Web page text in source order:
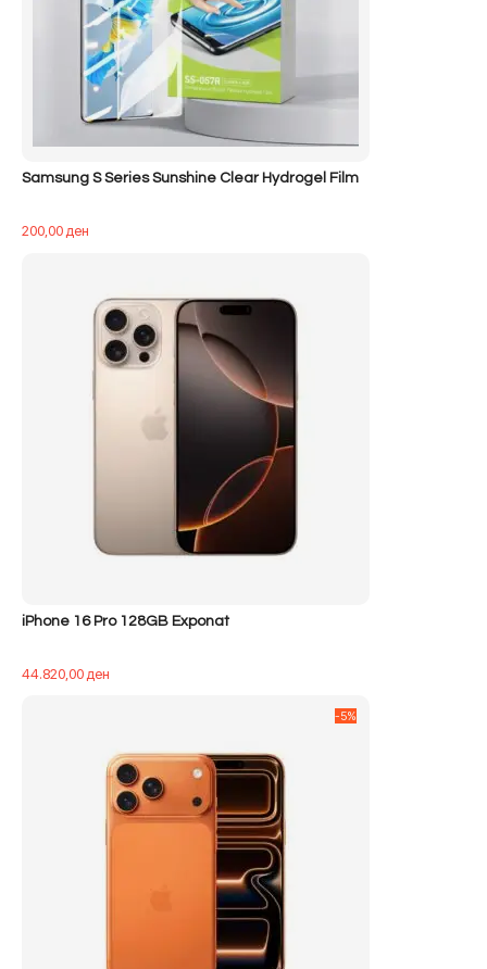
Samsung S Series Sunshine Clear Hydrogel Film
200,00ден
iPhone 16 Pro 128GB Exponat
44.820,00ден
-5%